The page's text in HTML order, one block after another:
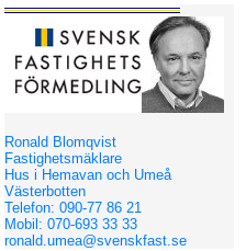
Ronald Blomqvist
Fastighetsmäklare
Hus i Hemavan och Umeå
Västerbotten
Telefon: 090-77 86 21
Mobil: 070-693 33 33
ronald.umea@svenskfast.se